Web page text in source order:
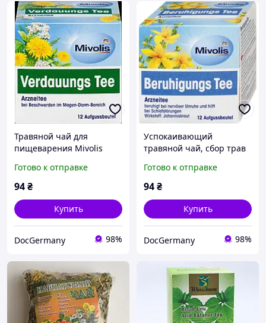
Травяной чай для
пищеварения Mivolis
натуральная поддержка
желудочно-кишечного
Готово к отправке
94₴
Купить
DocGermany 98%
Успокаивающий
травяной чай, сбор трав
снижения стресса и
улучшения сна
Готово к отправке
94₴
Купить
DocGermany 98%